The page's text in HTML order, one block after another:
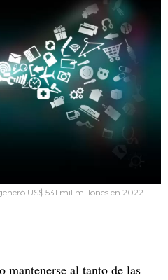
US$ 531 mil millones en 2022
mantenerse al tanto de las